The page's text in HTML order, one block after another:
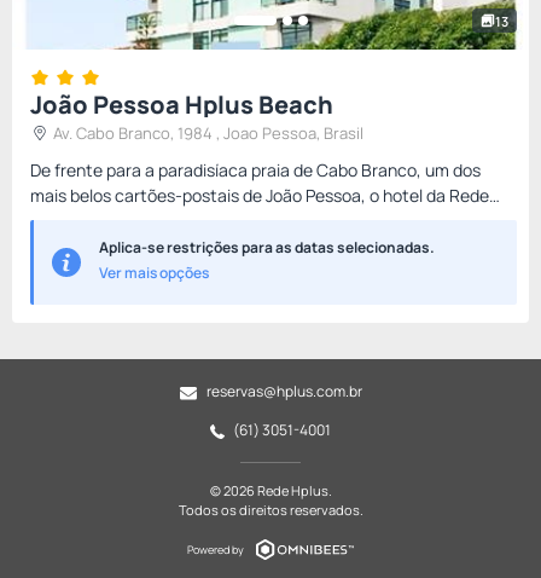
13
João Pessoa Hplus Beach
Av. Cabo Branco, 1984 , Joao Pessoa, Brasil
De frente para a paradisíaca praia de Cabo Branco, um dos
mais belos cartões-postais de João Pessoa, o hotel da Rede
Hplus é a escolha perfeita para quem busca conforto,
praticidad...Aplica-se restrições para as datas selecionadas.
Ver mais opções
reservas@hplus.com.br
(61) 3051-4001
© 2026 Rede Hplus.
Todos os direitos reservados.
Powered by